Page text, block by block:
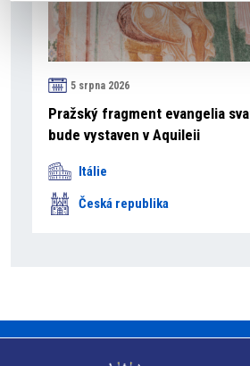
5 srpna 2026
Pražský fragment evangelia
bude vystaven v Aquileii
Itálie
Česká republika